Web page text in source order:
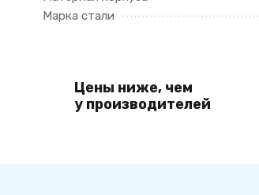
Марка стали
Цены ниже, чем
у производителей